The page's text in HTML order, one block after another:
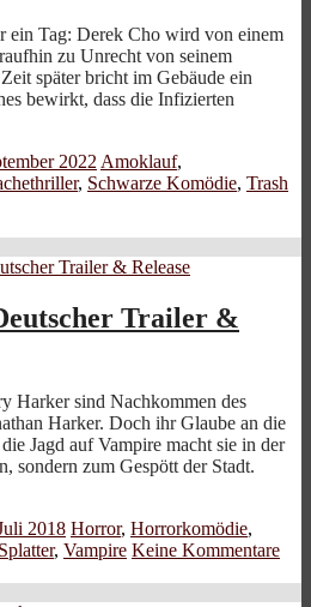
ein Tag: Derek Cho wird von einem
zu Unrecht von seinem
später bricht im Gebäude ein
bewirkt, dass die Infizierten
2022 Amoklauf,
, Schwarze Komödie, Trash
Trailer &
Harker sind Nachkommen des
Harker. Doch ihr Glaube an die
Jagd auf Vampire macht sie in der
sondern zum Gespött der Stadt.
2018 Horror, Horrorkomödie,
Splatter, Vampire Keine Kommentare